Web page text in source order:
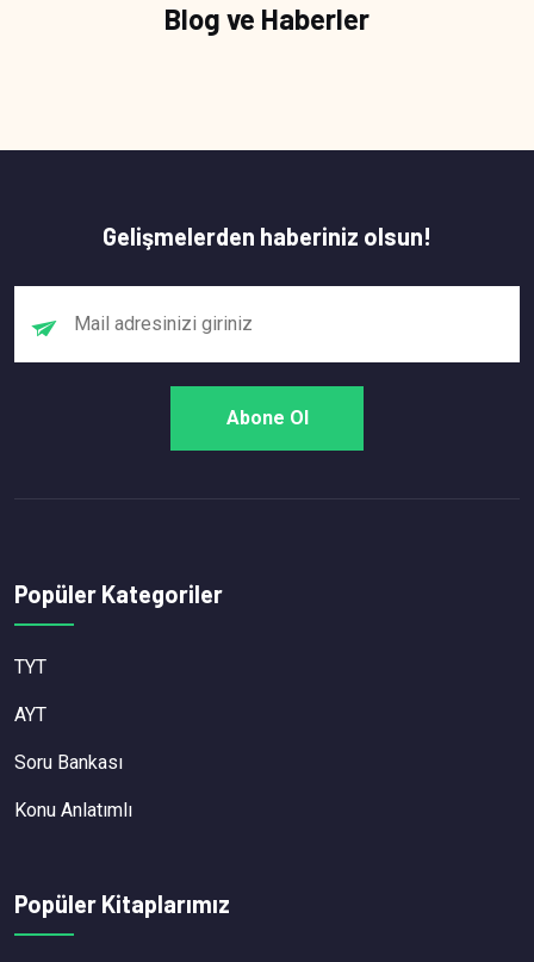
Blog ve Haberler
Gelişmelerden haberiniz olsun!
Popüler Kategoriler
TYT
AYT
Soru Bankası
Konu Anlatımlı
Popüler Kitaplarımız